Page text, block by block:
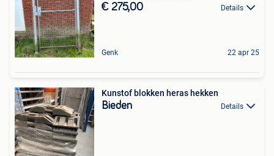
€ 275,00 Details
Genk 22 apr 25
Kunstof blokken heras hekken
Bieden Details